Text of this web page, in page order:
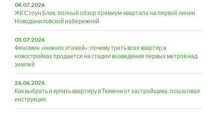
04.07.2026
ЖК Стоун Блик: полный обзор премиум-квартала на первой линии
Новоданиловской набережной
03.07.2026
Феномен «нижних этажей»: почему треть всех квартир в
новостройках продается на стадии возведения первых метров над
землей
26.06.2026
Как выбрать и купить квартиру в Тюмени от застройщика: пошаговая
инструкция